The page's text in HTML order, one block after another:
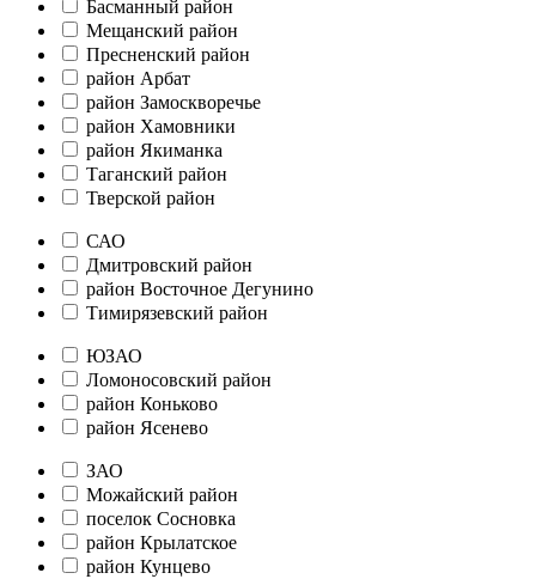
Басманный район
Мещанский район
Пресненский район
район Арбат
район Замоскворечье
район Хамовники
район Якиманка
Таганский район
Тверской район
САО
Дмитровский район
район Восточное Дегунино
Тимирязевский район
ЮЗАО
Ломоносовский район
район Коньково
район Ясенево
ЗАО
Можайский район
поселок Сосновка
район Крылатское
район Кунцево